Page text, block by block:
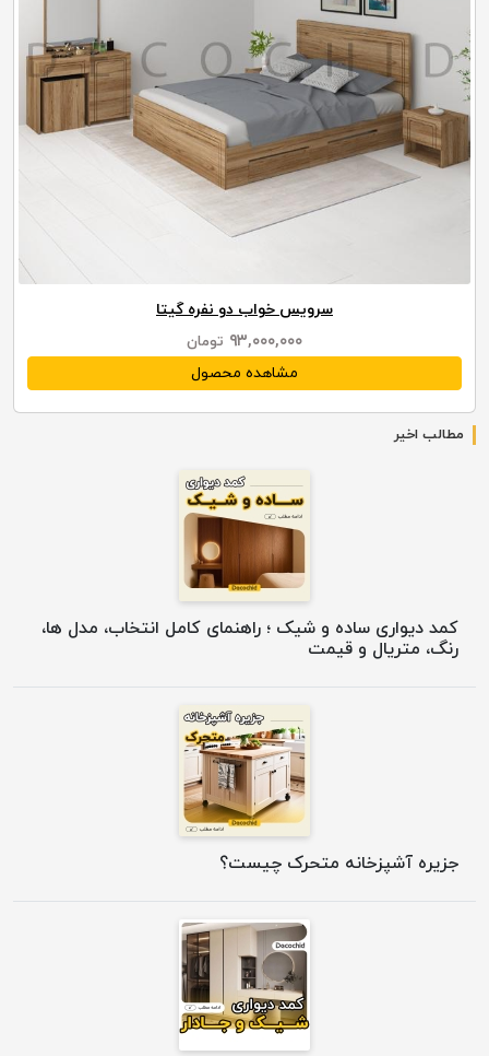
سرویس خواب دو نفره گیتا
۹۳,۰۰۰,۰۰۰ تومان
مشاهده محصول
مطالب اخیر
کمد دیواری ساده و شیک ؛ راهنمای کامل انتخاب، مدل ها،
رنگ، متریال و قیمت
جزیره آشپزخانه متحرک چیست؟